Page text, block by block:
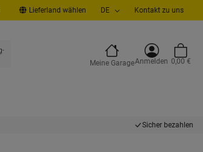
Lieferland wählen DE Kontakt zu uns
Meine GarageAnmelden 0,00 €
Sicher bezahlen